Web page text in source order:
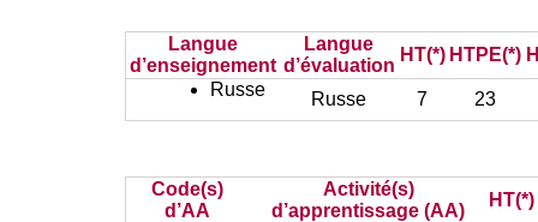
Langue
d’enseignement
Langue
d’évaluation
HT(*) HTPE(*)
Russe
Russe 7 23
Code(s)
d’AA
Activité(s)
d’apprentissage (AA)
HT(*)